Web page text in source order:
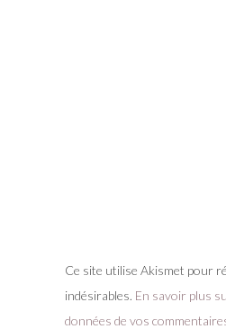
Ce site utilise Akismet pour
indésirables. En savoir plus
données de vos